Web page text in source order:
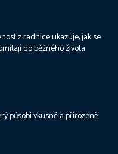
z radnice ukazuje, jak se
do běžného života
působí vkusně a přirozeně